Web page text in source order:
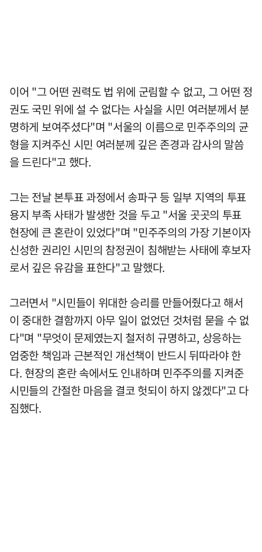
이어 "그 어떤 권력도 법 위에 군림할 수 없고, 그 어떤 정
권도 국민 위에 설 수 없다는 사실을 시민 여러분께서 분
명하게 보여주셨다"며 "서울의 이름으로 민주주의의 균
형을 지켜주신 시민 여러분께 깊은 존경과 감사의 말씀
을 드린다"고 했다.
그는 전날 본투표 과정에서 송파구 등 일부 지역의 투표
용지 부족 사태가 발생한 것을 두고 "서울 곳곳의 투표
현장에 큰 혼란이 있었다"며 "민주주의의 가장 기본이자
신성한 권리인 시민의 참정권이 침해받는 사태에 후보자
로서 깊은 유감을 표한다"고 말했다.
그러면서 "시민들이 위대한 승리를 만들어줬다고 해서
이 중대한 결함까지 아무 일이 없었던 것처럼 묻을 수 없
다"며 "무엇이 문제였는지 철저히 규명하고, 상응하는
엄중한 책임과 근본적인 개선책이 반드시 뒤따라야 한
다. 현장의 혼란 속에서도 인내하며 민주주의를 지켜준
시민들의 간절한 마음을 결코 헛되이 하지 않겠다"고 다
짐했다.